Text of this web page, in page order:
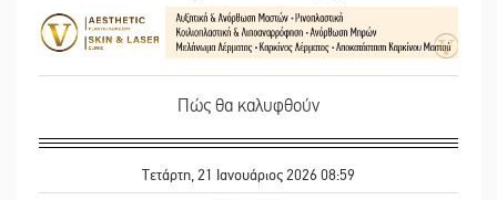
Πώς θα καλυφθούν
Τετάρτη, 21 Ιανουάριος 2026 08:59